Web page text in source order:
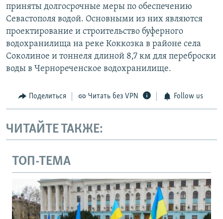
приняты долгосрочные меры по обеспечению
Севастополя водой. Основными из них являются
проектирование и строительство буферного
водохранилища на реке Коккозка в районе села
Соколиное и тоннеля длиной 8,7 км для переброски
воды в Чернореченское водохранилище.
Поделиться Читать без VPN Follow us
ЧИТАЙТЕ ТАКЖЕ:
ТОП-ТЕМА